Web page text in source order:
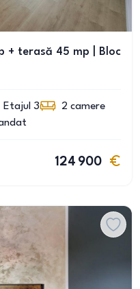
+ terasă 45 mp | Bloc
Etajul 3 2 camere
124 900